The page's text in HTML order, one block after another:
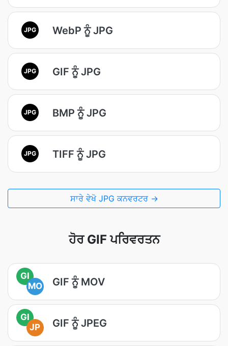
JPG WebP ਨੂੰ JPG
JPG GIF ਨੂੰ JPG
JPG BMP ਨੂੰ JPG
JPG TIFF ਨੂੰ JPG
ਸਾਰੇ ਵੇਖੋ JPG ਕਨਵਰਟਰ →
ਹੋਰ GIF ਪਰਿਵਰਤਨ
GI
MO
GIF ਨੂੰ MOV
GI
JP
GIF ਨੂੰ JPEG